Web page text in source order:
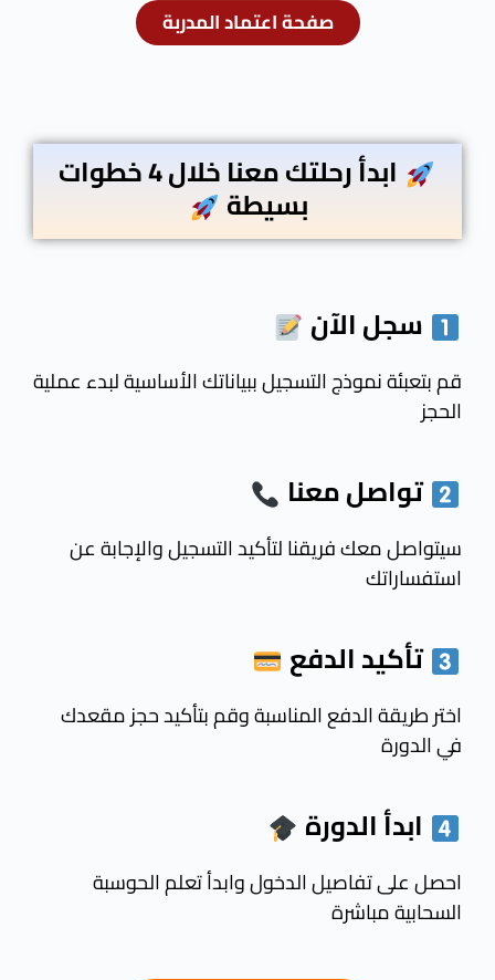
صفحة اعتماد المدربة
ابدأ رحلتك معنا خلال 4 خطوات
بسيطة
سجلالآن
قم بتعبئة نموذج التسجيل ببياناتك الأساسية لبدء عملية
الحجز
تواصل معنا
سيتواصل معك فريقنا لتأكيد التسجيل والإجابة عن
استفساراتك
تأكيد الدفع
اختر طريقة الدفع المناسبة وقم بتأكيد حجز مقعدك
في الدورة
ابدأالدورة
احصل على تفاصيل الدخول وابدأ تعلم الحوسبة
السحابية مباشرة